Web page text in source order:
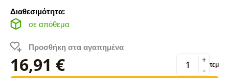
Διαθεσιμότητα:
σε απόθεμα
Προσθήκη στα αγαπημένα
16,91 € -
+ τεμ